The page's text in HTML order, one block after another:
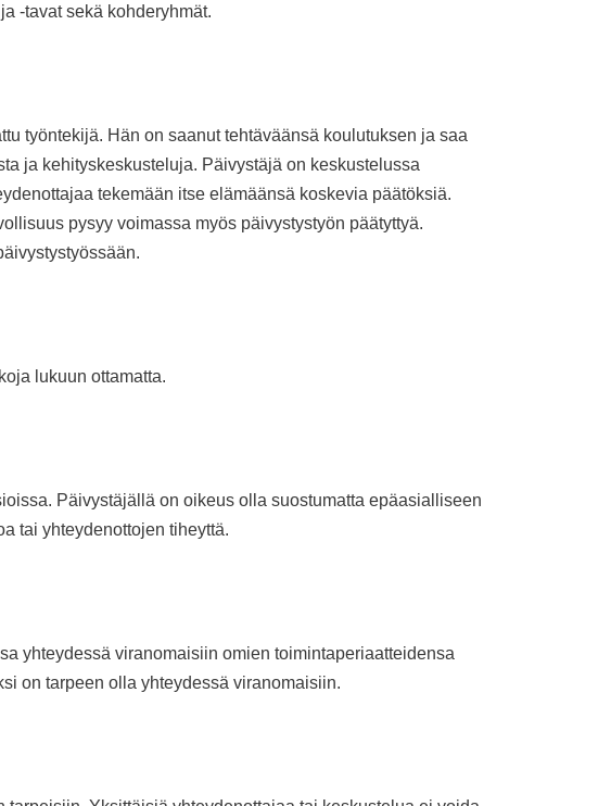
-tavat sekä kohderyhmät.
työntekijä. Hän on saanut tehtäväänsä koulutuksen ja saa
ja kehityskeskusteluja. Päivystäjä on keskustelussa
tekemään itse elämäänsä koskevia päätöksiä.
pysyy voimassa myös päivystystyön päätyttyä.
lukuun ottamatta.
Päivystäjällä on oikeus olla suostumatta epäasialliseen
tai yhteydenottojen tiheyttä.
yhteydessä viranomaisiin omien toimintaperiaatteidensa
on tarpeen olla yhteydessä viranomaisiin.